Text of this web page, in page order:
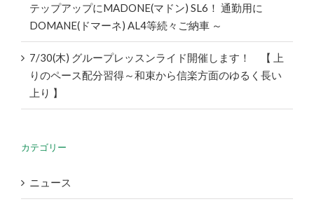
テップアップにMADONE(マドン) SL6！ 通勤用に
DOMANE(ドマーネ) AL4等続々ご納車 ～
7/30(木) グループレッスンライド開催します！ 【 上
りのペース配分習得～和束から信楽方面のゆるく長い
上り 】
カテゴリー
ニュース